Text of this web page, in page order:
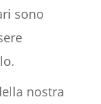
sono
nostra